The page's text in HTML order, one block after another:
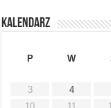
Kalendarz
P
W
3
4